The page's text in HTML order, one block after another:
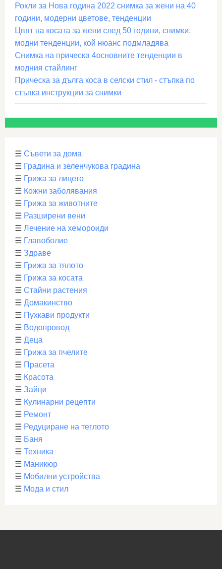
Рокли за Нова година 2022 снимка за жени на 40
години, модерни цветове, тенденции
Цвят на косата за жени след 50 години, снимки,
модни тенденции, кой нюанс подмладява
Снимка на прическа 4основните тенденции в
модния стайлинг
Прическа за дълга коса в селски стил - стъпка по
стъпка инструкции за снимки
☰ Съвети за дома
☰ Градина и зеленчукова градина
☰ Грижа за лицето
☰ Кожни заболявания
☰ Грижа за животните
☰ Разширени вени
☰ Лечение на хемороиди
☰ Главоболие
☰ Здраве
☰ Грижа за тялото
☰ Грижа за косата
☰ Стайни растения
☰ Домакинство
☰ Пухкави продукти
☰ Водопровод
☰ Деца
☰ Грижа за пчелите
☰ Прасета
☰ Красота
☰ Зайци
☰ Кулинарни рецепти
☰ Ремонт
☰ Редуциране на теглото
☰ Баня
☰ Техника
☰ Маникюр
☰ Мобилни устройства
☰ Мода и стил